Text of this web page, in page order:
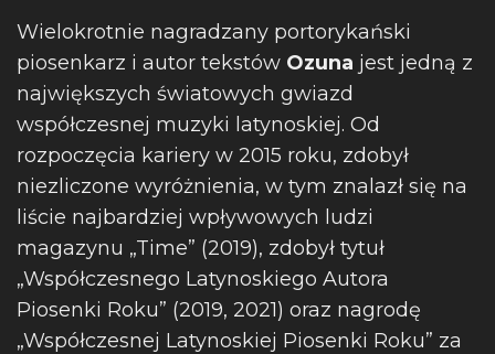
Wielokrotnie nagradzany portorykański
piosenkarz i autor tekstów Ozuna jest jedną z
największych światowych gwiazd
współczesnej muzyki latynoskiej. Od
rozpoczęcia kariery w 2015 roku, zdobył
niezliczone wyróżnienia, w tym znalazł się na
liście najbardziej wpływowych ludzi
magazynu „Time” (2019), zdobył tytuł
„Współczesnego Latynoskiego Autora
Piosenki Roku” (2019, 2021) oraz nagrodę
„Współczesnej Latynoskiej Piosenki Roku” za